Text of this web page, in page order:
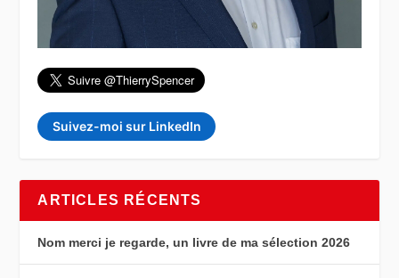
Suivez-moi sur LinkedIn
ARTICLES RÉCENTS
Nom merci je regarde, un livre de ma sélection 2026